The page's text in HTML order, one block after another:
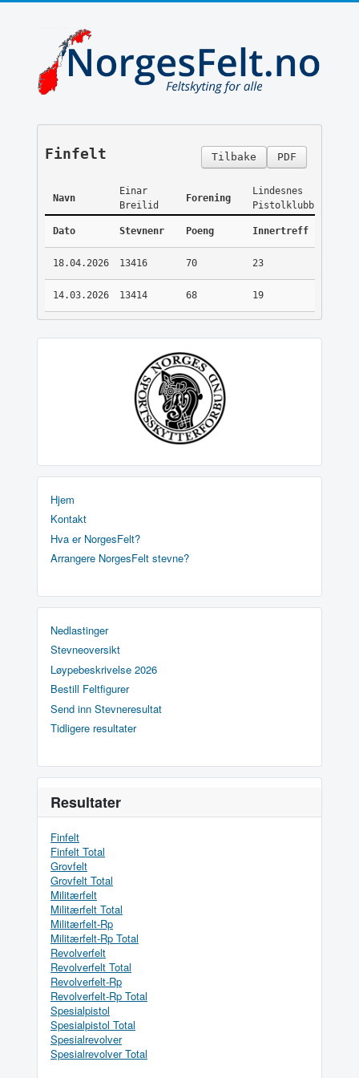
PDF
Tilbake
Finfelt
Navn
Einar
Breilid
Forening
Lindesnes
Pistolklubb
Dato Stevnenr Poeng Innertreff
18.04.2026 13416 70 23
14.03.2026 13414 68 19
Hjem
Kontakt
Hva er NorgesFelt?
Arrangere NorgesFelt stevne?
Nedlastinger
Stevneoversikt
Løypebeskrivelse 2026
Bestill Feltfigurer
Send inn Stevneresultat
Tidligere resultater
Resultater
Finfelt
Finfelt Total
Grovfelt
Grovfelt Total
Militærfelt
Militærfelt Total
Militærfelt-Rp
Militærfelt-Rp Total
Revolverfelt
Revolverfelt Total
Revolverfelt-Rp
Revolverfelt-Rp Total
Spesialpistol
Spesialpistol Total
Spesialrevolver
Spesialrevolver Total